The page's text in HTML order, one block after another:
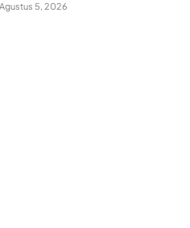
Agustus 5, 2026